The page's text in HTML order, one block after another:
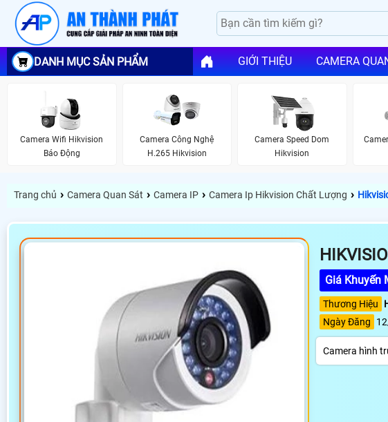
DANH MỤC SẢN PHẨM GIỚI THIỆU CAMERA
Camera Wifi Hikvision
Báo Động
Camera Công Nghệ
H.265 Hikvision
Camera Speed Dom
Hikvision
Trang chủ › Camera Quan Sát › Camera IP › Camera Ip Hikvision Chất Lượng ›
Giá Khuyến
Thương Hiệu
Ngày Đăng
Camera hình